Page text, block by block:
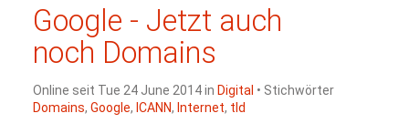
Google - Jetzt auch
noch Domains
Online seit Tue 24 June 2014 in Digital • Stichwörter
Domains, Google, ICANN, Internet, tld